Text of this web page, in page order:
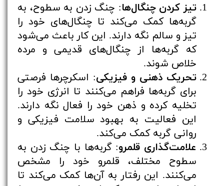
تیز کردن چنگال‌ها: چنگ زدن به سطوح، به
گربه‌ها کمک می‌کند تا چنگال‌های خود را
تیز و سالم نگه دارند. این کار باعث می‌شود
که گربه‌ها از چنگال‌های قدیمی و مرده
خلاص شوند.
تحریک ذهنی و فیزیکی: اسکرچرها فرصتی
برای گربه‌ها فراهم می‌کنند تا انرژی خود را
تخلیه کرده و ذهن خود را فعال نگه دارند.
این فعالیت به بهبود سلامت فیزیکی و
روانی گربه کمک می‌کند.
علامت‌گذاری قلمرو: گربه‌ها با چنگ زدن به
سطوح مختلف، قلمرو خود را مشخص
می‌کنند. این رفتار به آن‌ها کمک می‌کند تا